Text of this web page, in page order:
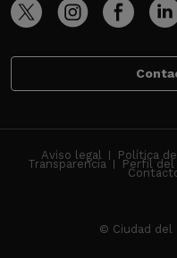
Aviso legal Política
Transparencia Perfil
© Ciudad del